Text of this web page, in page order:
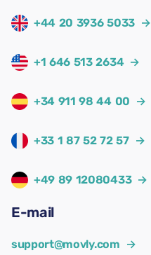
+44 20 3936 5033 →
+1 646 513 2634 →
+34 911 98 44 00 →
+33 1 87 52 72 57 →
+49 89 12080433 →
E-mail
support@movly.com →